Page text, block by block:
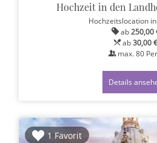
Hochzeit in den
Hochzeitslocation
ab250,00
ab30,00 €
max. 80
Details
1 Favorit